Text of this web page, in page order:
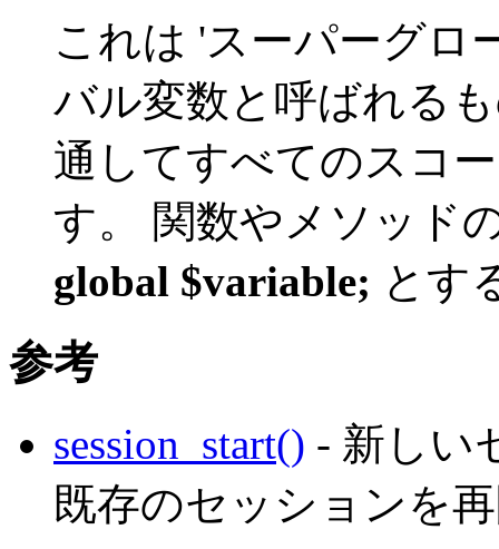
これは 'スーパーグロ
バル変数と呼ばれる
通してすべてのスコ
す。 関数やメソッド
global $variable; とす
参考
session_start() - 新しい
既存のセッションを